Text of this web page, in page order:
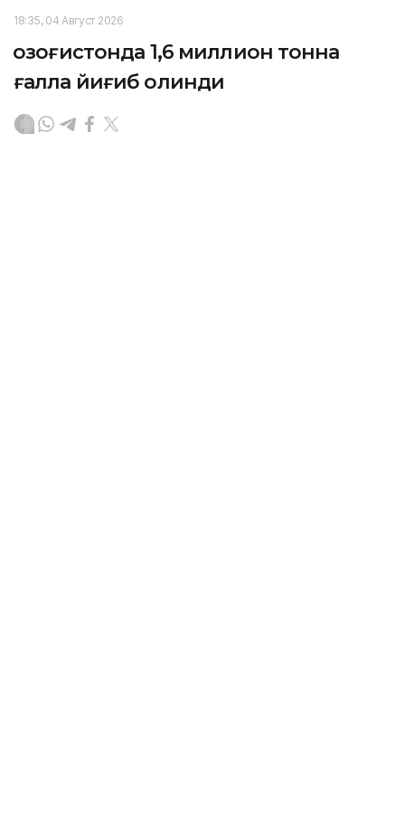
18:35, 04 Август 2026
Қозоғистонда 1,6 миллион тонна
ғалла йиғиб олинди